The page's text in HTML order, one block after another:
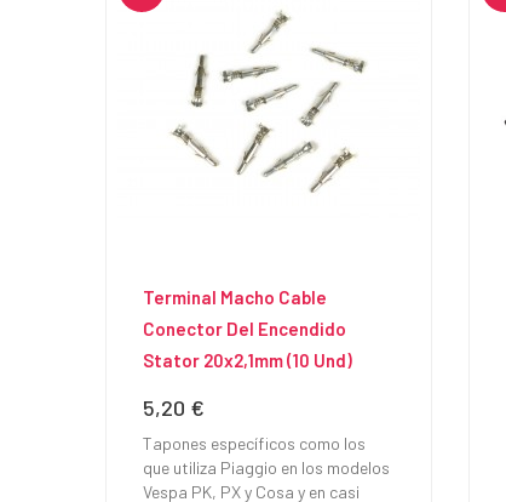
Terminal Macho Cable
Conector Del Encendido
Stator 20x2,1mm (10 Und)
Precio
5,20 €
Tapones específicos como los
que utiliza Piaggio en los modelos
Vespa PK, PX y Cosa y en casi